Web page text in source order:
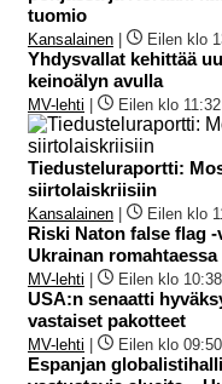
tuomio
Kansalainen | Eilen klo
Yhdysvallat kehittää
keinoälyn avulla
MV-lehti | Eilen klo 11:32
Tiedusteluraportti:
siirtolaiskriisiin
Kansalainen | Eilen klo
Riski Naton false flag
Ukrainan romahtaessa
MV-lehti | Eilen klo 10:38
USA:n senaatti
vastaiset pakotteet
MV-lehti | Eilen klo 09:50
Espanjan